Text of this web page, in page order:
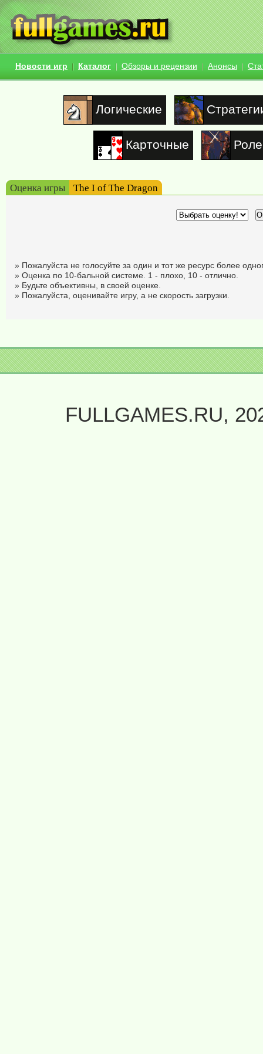
Новости игр Каталог Обзоры и рецензии Анонсы
Логические
Карточные
Оценка игры The I of The Dragon
» Пожалуйста не голосуйте за один и тот же ресурс более
» Оценка по 10-бальной системе. 1 - плохо, 10 - отлично.
» Будьте объективны, в своей оценке.
» Пожалуйста, оценивайте игру, а не скорость загрузки.
FULLGAMES.RU,